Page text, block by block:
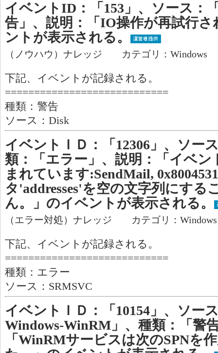
イベントID：「153」、ソース：
告」、説明：「IO操作が再試行
ントが表示される。
（ノウハウ）ナレッジ カテゴリ：Windows
下記、イベントが記録される。
============================
種類：警告
ソース：Disk
イベントＩＤ：「12306」、ソー
類：「エラー」、説明：「イベン
まれています:SendMail,
タ'addresses'を空の文字列にする
ん。」のイベントが表示される。
（エラー対処）ナレッジ カテゴリ：
下記、イベントが記録される。
============================
種類：エラー
ソース：SRMSVC
イベントＩＤ：「10154」、ソー
Windows-WinRM」、種類：「警
「WinRMサービスは次のSPNを